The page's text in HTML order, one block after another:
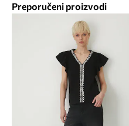
Preporučeni proizvodi